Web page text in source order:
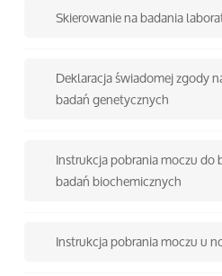
Skierowanie na badania
Deklaracja świadomej zgody
badań genetycznych
Instrukcja pobrania moczu
badań biochemicznych
Instrukcja pobrania moczu u